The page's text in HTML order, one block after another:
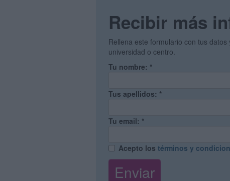
Recibir más
Rellena este formulario con tus
universidad o centro.
Tu nombre: *
Tus apellidos: *
Tu email: *
Acepto los términos y